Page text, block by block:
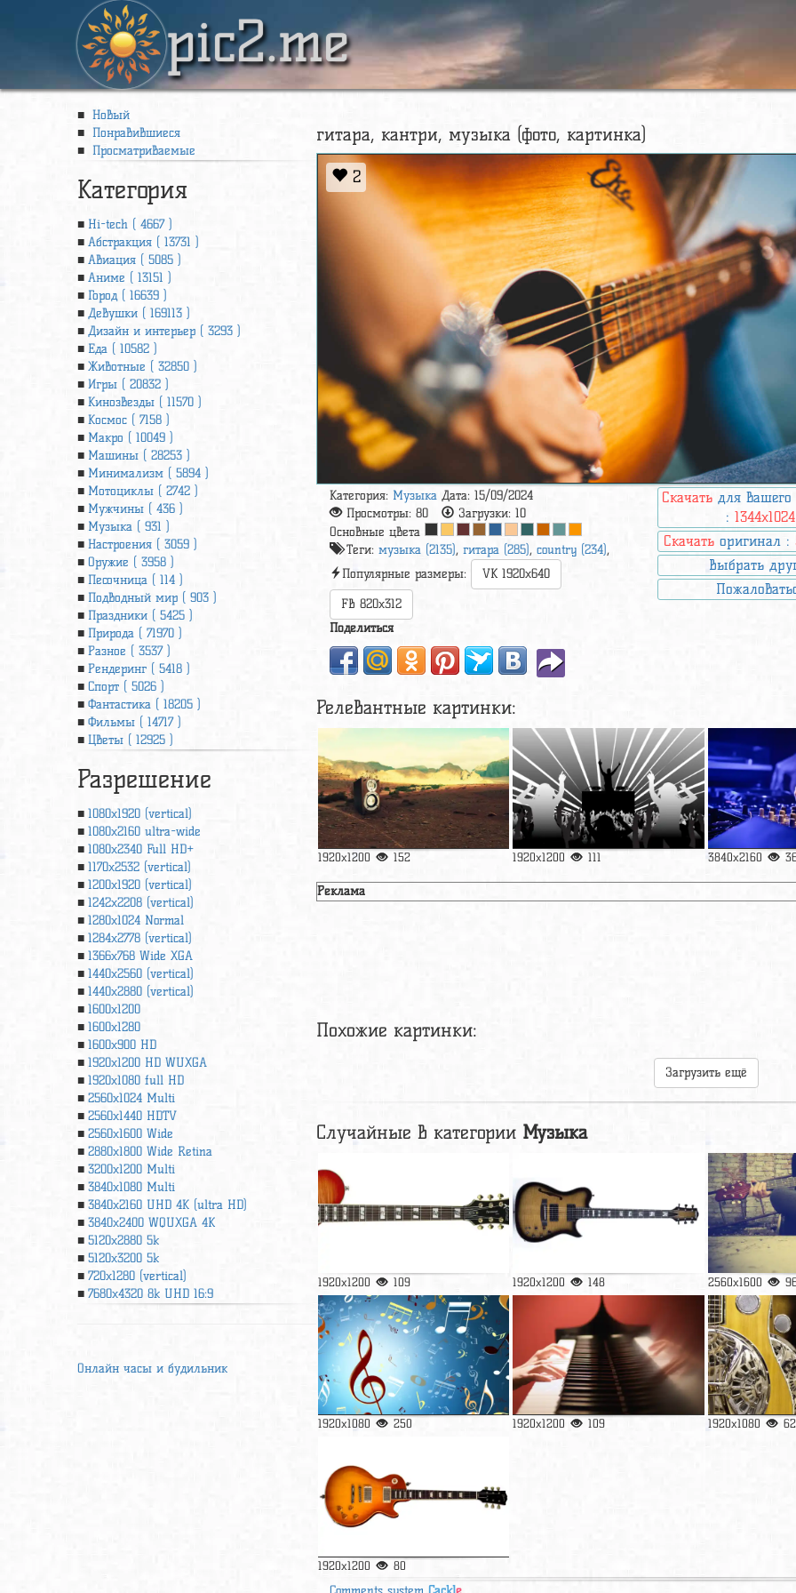
pic2.me
Новый
Понравившиеся
Просматриваемые
Категория
Hi-tech ( 4667 )
Абстракция ( 13731 )
Авиация ( 5085 )
Аниме ( 13151 )
Город ( 16639 )
Девушки ( 169113 )
Дизайн и интерьер ( 3293 )
Еда ( 10582 )
Животные ( 32850 )
Игры ( 20832 )
Кинозвезды ( 11570 )
Космос ( 7158 )
Макро ( 10049 )
Машины ( 28253 )
Минимализм ( 5894 )
Мотоциклы ( 2742 )
Мужчины ( 436 )
Музыка ( 931 )
Настроения ( 3059 )
Оружие ( 3958 )
Песочница ( 114 )
Подводный мир ( 903 )
Праздники ( 5425 )
Природа ( 71970 )
Разное ( 3537 )
Рендеринг ( 5418 )
Спорт ( 5026 )
Фантастика ( 18205 )
Фильмы ( 14717 )
Цветы ( 12925 )
Разрешение
1080x1920 (vertical)
1080x2160 ultra-wide
1080x2340 Full HD+
1170x2532 (vertical)
1200x1920 (vertical)
1242x2208 (vertical)
1280x1024 Normal
1284x2778 (vertical)
1366х768 Wide XGA
1440x2560 (vertical)
1440x2880 (vertical)
1600x1200
1600x1280
1600x900 HD
1920x1200 HD WUXGA
1920х1080 full HD
2560x1024 Multi
2560x1440 HDTV
2560x1600 Wide
2880x1800 Wide Retina
3200x1200 Multi
3840x1080 Multi
3840x2160 UHD 4К (ultra HD)
3840x2400 WQUXGA 4K
5120x2880 5k
5120x3200 5k
720x1280 (vertical)
7680x4320 8k UHD 16:9
Онлайн часы и будильник
гитара, кантри, музыка (фото, картинка)
2
Категория: Музыка Дата: 15/09/2024
Просмотры:80 Загрузки:10
Основные цвета
Теги:музыка (2135),гитара (285),country (234),
Популярные размеры:
VK 1920x640
FB 820x312
Скачать для
:1344x1024
Скачатьоригинал :
Выбрать
Поделиться
Релевантные картинки:
1920x1200 152 1920x1200 111 3840x2160
Реклама
Похожие картинки:
Загрузить ещё
Случайные в категории Музыка
1920x1200 109 1920x1200 148 2560x1600
1920x1080 250 1920x1200 109 1920x1080 62
1920x1200 80